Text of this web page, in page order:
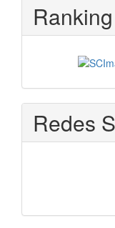
Ranking
Redes